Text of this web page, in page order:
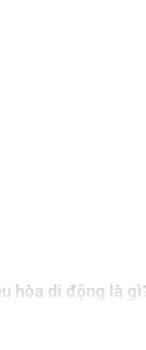
hòa di động là
hòa di động là thiết bị làm
thực chất, đây là một